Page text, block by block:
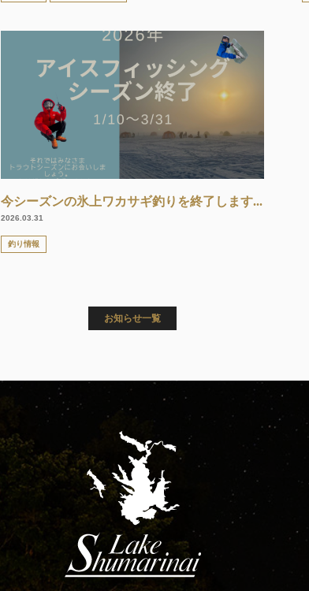
今シーズンの氷上ワカサギ釣りを終了します...
2026.03.31
釣り情報
お知らせ一覧